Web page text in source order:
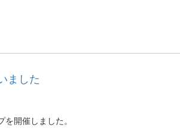
ました
開催しました。